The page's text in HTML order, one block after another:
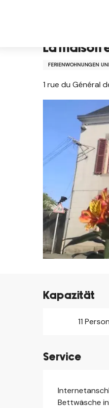
La maison
FERIENWOHNUNGEN
1 rue du Général
Kapazität
11
Service
Bettwäsche